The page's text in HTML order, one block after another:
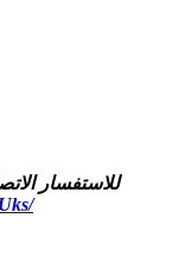
▪️للاستفسار الاتصال على 55.118.108/